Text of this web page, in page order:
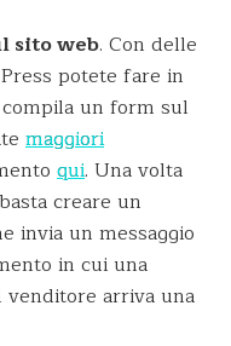
sito web. Con delle
potete fare in
un form sul
maggiori
qui. Una volta
creare un
invia un messaggio
in cui una
arriva una